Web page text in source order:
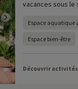
vacances sous le
Espace aquatique
Espace bien-être
Découvrir